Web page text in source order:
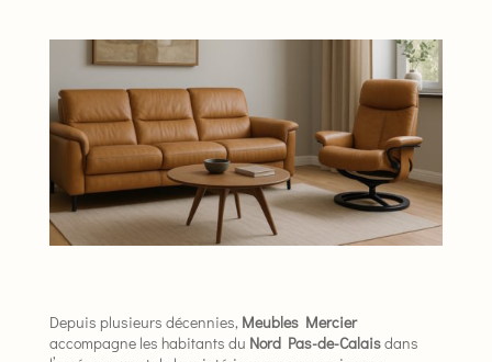
Depuis plusieurs décennies, Meubles Mercier
accompagne les habitants du Nord Pas-de-Calaisdans